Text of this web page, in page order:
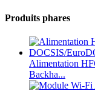
Produits phares
Alimentation
Backha...